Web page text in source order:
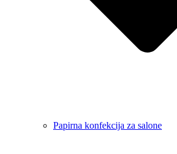
Papirna konfekcija za salone